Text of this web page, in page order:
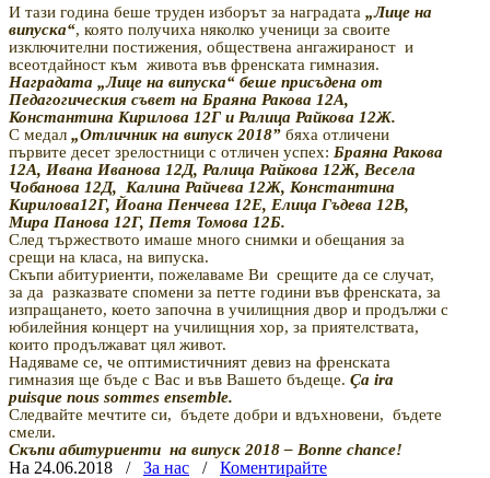
И тази година беше труден изборът за наградата „Лице на
випуска“, която получиха няколко ученици за своите
изключителни постижения, обществена ангажираност и
всеотдайност към живота във френската гимназия.
Наградата „Лице на випуска“ беше присъдена от
Педагогическия съвет на Браяна Ракова 12А,
Константина Кирилова 12Г и Ралица Райкова 12Ж.
С медал „Отличник на випуск 2018” бяха отличени
първите десет зрелостници с отличен успех: Браяна Ракова
12А, Ивана Иванова 12Д, Ралица Райкова 12Ж, Весела
Чобанова 12Д, Калина Райчева 12Ж, Константина
Кирилова12Г, Йоана Пенчева 12Е, Елица Гъдева 12В,
Мира Панова 12Г, Петя Томова 12Б.
След тържеството имаше много снимки и обещания за
срещи на класа, на випуска.
Скъпи абитуриенти, пожелаваме Ви срещите да се случат,
за да разказвате спомени за петте години във френската, за
изпращането, което започна в училищния двор и продължи с
юбилейния концерт на училищния хор, за приятелствата,
които продължават цял живот.
Надяваме се, че оптимистичният девиз на френската
гимназия ще бъде с Вас и във Вашето бъдеще. Ça ira
puisque nous sommes ensemble.
Следвайте мечтите си, бъдете добри и вдъхновени, бъдете
смели.
Скъпи абитуриенти на випуск 2018 – Вonne chance!
На 24.06.2018
/ За нас / Коментирайте